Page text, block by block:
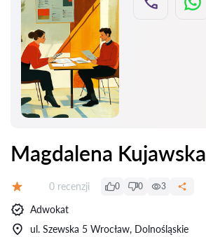
Magdalena Kujawska
Recenzji:
0 recenzji 0 0 3
Adwokat
ul. Szewska 5 Wrocław, Dolnośląskie